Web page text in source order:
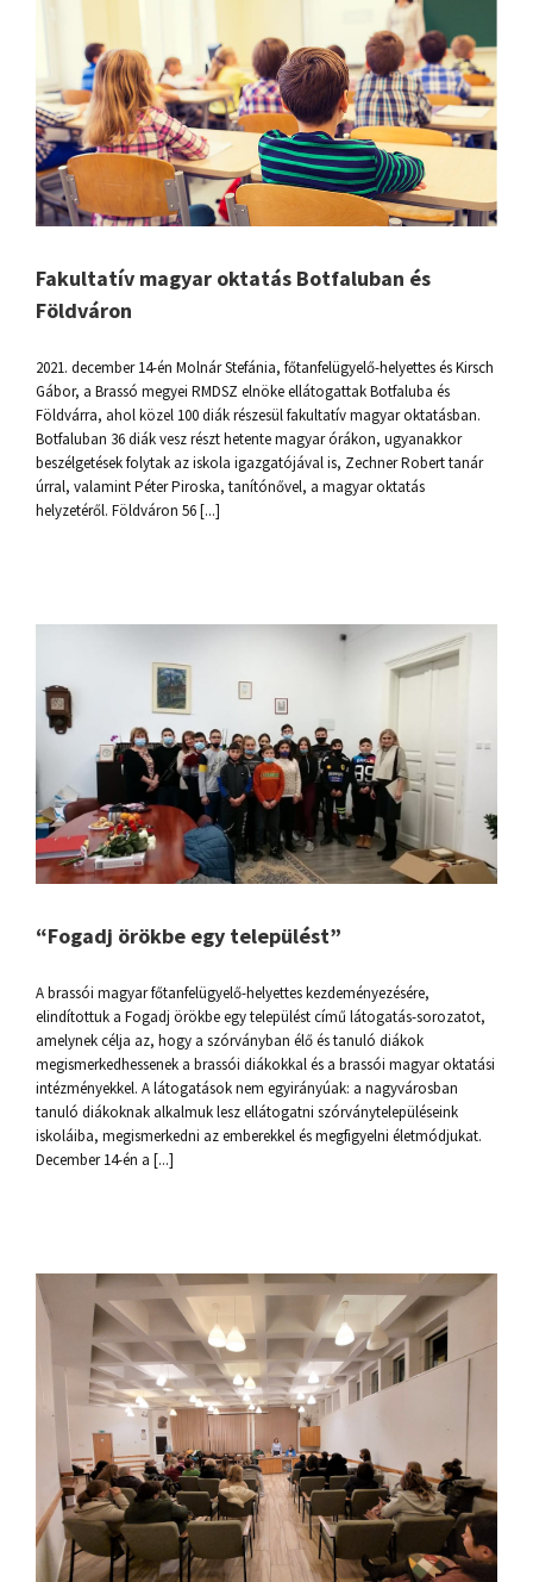
Fakultatív magyar oktatás Botfaluban és
Földváron
2021. december 14-én Molnár Stefánia, főtanfelügyelő-helyettes és Kirsch
Gábor, a Brassó megyei RMDSZ elnöke ellátogattak Botfaluba és
Földvárra, ahol közel 100 diák részesül fakultatív magyar oktatásban.
Botfaluban 36 diák vesz részt hetente magyar órákon, ugyanakkor
beszélgetések folytak az iskola igazgatójával is, Zechner Robert tanár
úrral, valamint Péter Piroska, tanítónővel, a magyar oktatás
helyzetéről. Földváron 56 [...]
“Fogadj örökbe egy települést”
A brassói magyar főtanfelügyelő-helyettes kezdeményezésére,
elindítottuk a Fogadj örökbe egy települést című látogatás-sorozatot,
amelynek célja az, hogy a szórványban élő és tanuló diákok
megismerkedhessenek a brassói diákokkal és a brassói magyar oktatási
intézményekkel. A látogatások nem egyirányúak: a nagyvárosban
tanuló diákoknak alkalmuk lesz ellátogatni szórványtelepüléseink
iskoláiba, megismerkedni az emberekkel és megfigyelni életmódjukat.
December 14-én a [...]